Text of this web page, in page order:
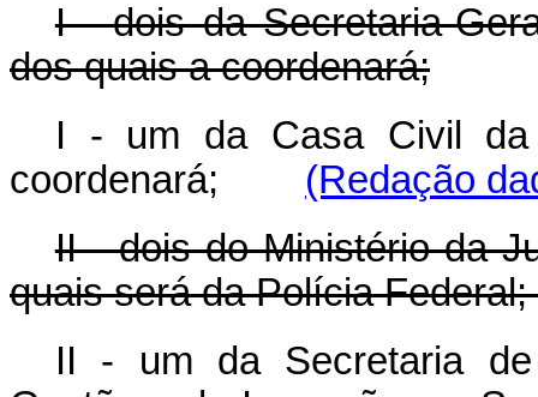
I - dois da Secretaria-
dos quais a coordenará;
I - um da Casa Civil da
coordenará; (Redação
II - dois do Ministério da
quais será da Polícia Federal;
II - um da Secretaria